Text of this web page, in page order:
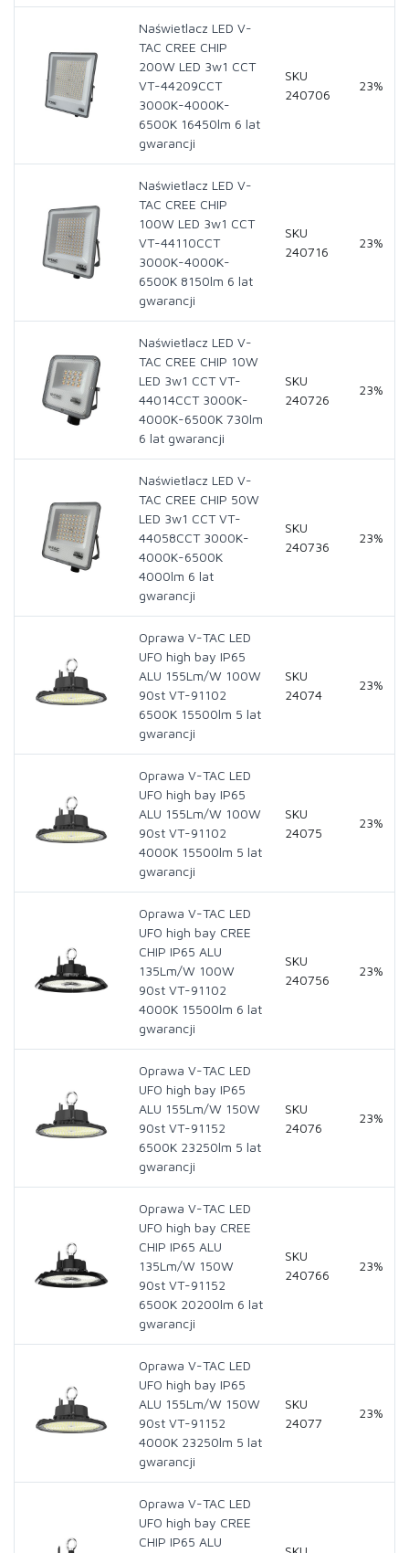
Naświetlacz LED V-
TAC CREE CHIP
200W LED 3w1 CCT
VT-44209CCT
3000K-4000K-
6500K 16450lm 6 lat
gwarancji
SKU
240706
23%
Naświetlacz LED V-
TAC CREE CHIP
100W LED 3w1 CCT
VT-44110CCT
3000K-4000K-
6500K 8150lm 6 lat
gwarancji
SKU
240716
23%
Naświetlacz LED V-
TAC CREE CHIP 10W
LED 3w1 CCT VT-
44014CCT 3000K-
4000K-6500K 730lm
6 lat gwarancji
SKU
240726
23%
Naświetlacz LED V-
TAC CREE CHIP 50W
LED 3w1 CCT VT-
44058CCT 3000K-
4000K-6500K
4000lm 6 lat
gwarancji
SKU
240736
23%
Oprawa V-TAC LED
UFO high bay IP65
ALU 155Lm/W 100W
90st VT-91102
6500K 15500lm 5 lat
gwarancji
SKU
24074
23%
Oprawa V-TAC LED
UFO high bay IP65
ALU 155Lm/W 100W
90st VT-91102
4000K 15500lm 5 lat
gwarancji
SKU
24075
23%
Oprawa V-TAC LED
UFO high bay CREE
CHIP IP65 ALU
135Lm/W 100W
90st VT-91102
4000K 15500lm 6 lat
gwarancji
SKU
240756
23%
Oprawa V-TAC LED
UFO high bay IP65
ALU 155Lm/W 150W
90st VT-91152
6500K 23250lm 5 lat
gwarancji
SKU
24076
23%
Oprawa V-TAC LED
UFO high bay CREE
CHIP IP65 ALU
135Lm/W 150W
90st VT-91152
6500K 20200lm 6 lat
gwarancji
SKU
240766
23%
Oprawa V-TAC LED
UFO high bay IP65
ALU 155Lm/W 150W
90st VT-91152
4000K 23250lm 5 lat
gwarancji
SKU
24077
23%
Oprawa V-TAC LED
UFO high bay CREE
CHIP IP65 ALU